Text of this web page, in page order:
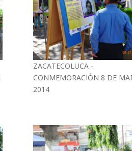
ZACATECOLUCA -
CONMEMORACIÓN 8 DE
2014